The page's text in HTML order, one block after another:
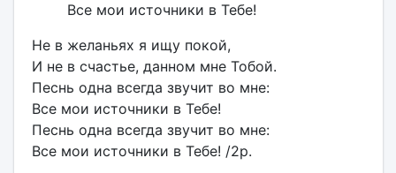
Все мои источники в Тебе!
Не в желаньях я ищу покой,
И не в счастье, данном мне Тобой.
Песнь одна всегда звучит во мне:
Все мои источники в Тебе!
Песнь одна всегда звучит во мне:
Все мои источники в Тебе! /2р.